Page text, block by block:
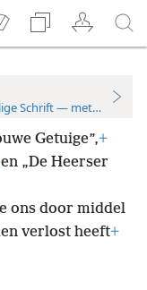
Schrift — met
Getuige”,+
en „De Heerser
ons door middel
verlost heeft+